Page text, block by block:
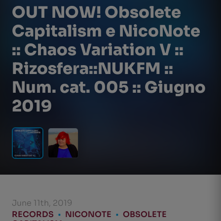
OUT NOW! Obsolete
Capitalism e NicoNote
:: Chaos Variation V ::
Rizosfera::NUKFM ::
Num. cat. 005 :: Giugno
2019
June 11th, 2019
RECORDS • NICONOTE • OBSOLETE